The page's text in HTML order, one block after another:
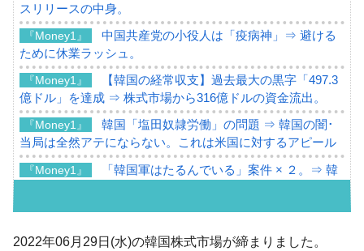
スリリースの中身。
『Money1』
中国共産党の小役人は「疫病神」⇒ 避ける
ために休業ラッシュ。
『Money1』
【韓国の経常収支】過去最大の黒字「497.3
億ドル」を達成 ⇒ 株式市場から316億ドルの資金流出。
『Money1』
韓国「塩田奴隷労働」の問題 ⇒ 韓国の闇･
当局は全然アテにならない。これは米国に対するアピール
『Money1』
「韓国軍はたるんでいる」案件 × ２。⇒ 韓
『Money1』
韓国メディアが「韓国政府と李在明が吊る
される可能性もあるのでは」とほのめかす。
2022年06月29日(水)の韓国株式市場が締まりました。